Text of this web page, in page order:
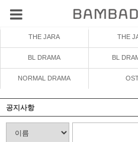
THE JARA THE
BL DRAMA BL
NORMAL DRAMA
공지사항